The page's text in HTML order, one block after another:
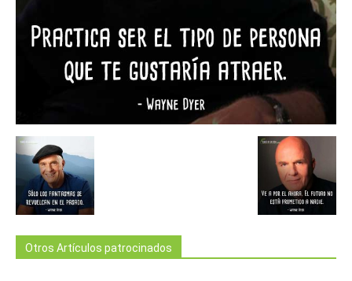
Otros Artículos patrocinados